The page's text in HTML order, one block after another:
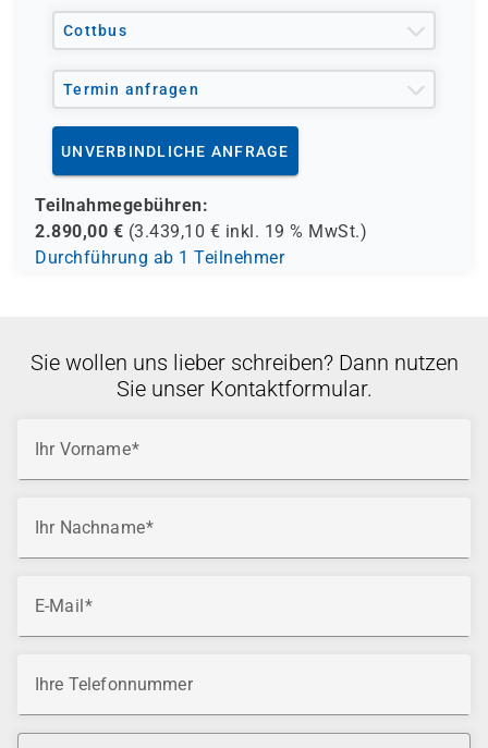
Cottbus
Termin anfragen
UNVERBINDLICHE ANFRAGE
Teilnahmegebühren:
2.890,00 € (3.439,10 € inkl. 19 % MwSt.)
Durchführung ab 1 Teilnehmer
Sie wollen uns lieber schreiben? Dann nutzen
Sie unser Kontaktformular.
Ihr Vorname
Ihr Nachname
E-Mail
Ihre Telefonnummer